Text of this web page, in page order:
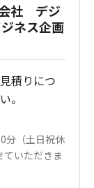
会社 デジ
ネス企画
積りにつ
。
分（土日祝休
ていただきま